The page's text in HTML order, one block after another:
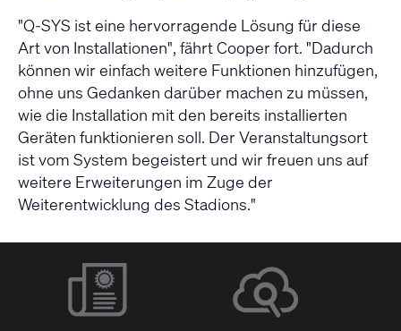
"Q-SYS ist eine hervorragende Lösung für diese
Art von Installationen", fährt Cooper fort. "Dadurch
können wir einfach weitere Funktionen hinzufügen,
ohne uns Gedanken darüber machen zu müssen,
wie die Installation mit den bereits installierten
Geräten funktionieren soll. Der Veranstaltungsort
ist vom System begeistert und wir freuen uns auf
weitere Erweiterungen im Zuge der
Weiterentwicklung des Stadions."